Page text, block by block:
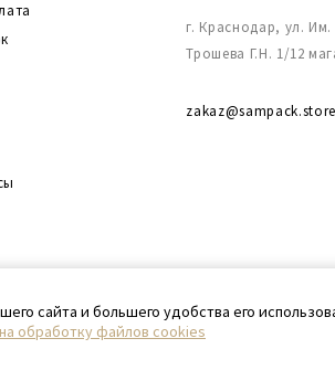
г. Краснодар, ул. Им.
Трошева Г.Н. 1/12
zakaz@sampack.store
сайта и большего удобства его
обработку файлов cookies